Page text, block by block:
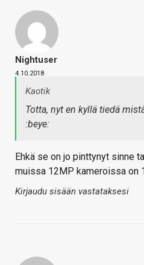
Nightuser
4.10.2018
Kaotik
Totta, nyt en kyllä tiedä
:beye:
Ehkä se on jo pinttynyt sinne
muissa 12MP kameroissa on
Kirjaudu sisään vastataksesi